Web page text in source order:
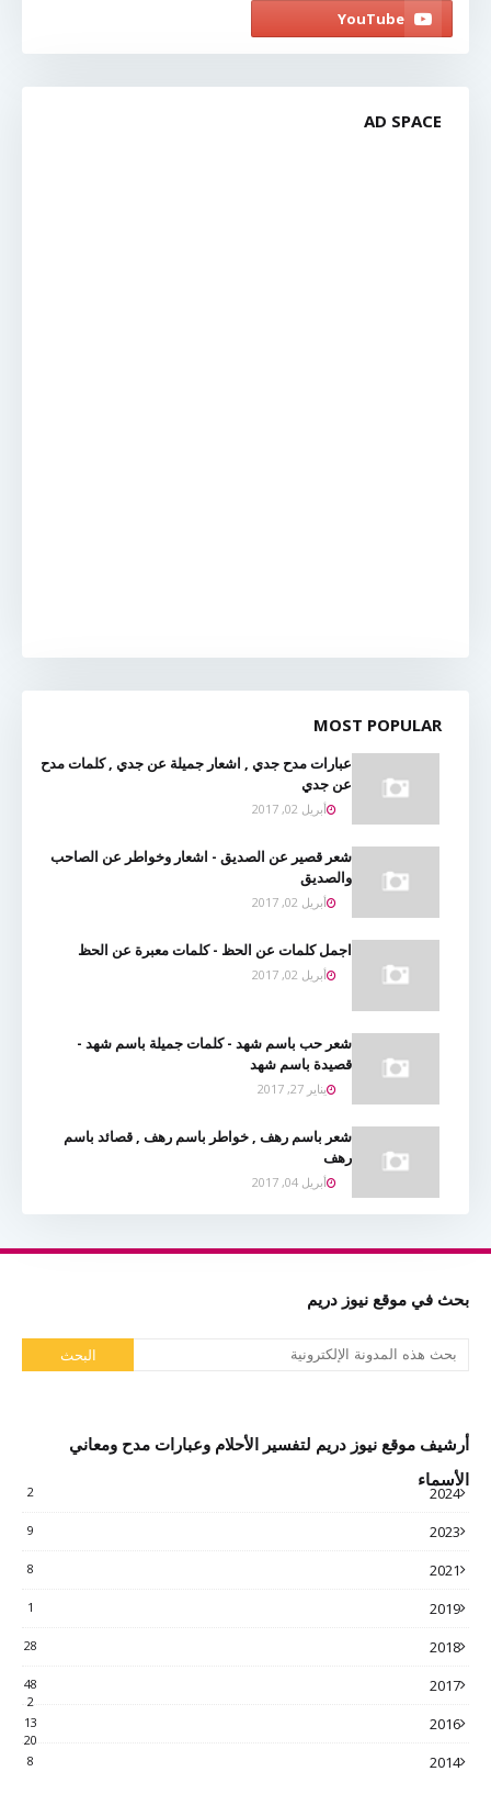
AD SPACE
MOST POPULAR
عبارات مدح جدي , اشعار جميلة عن جدي , كلمات مدح
عن جدي
أبريل 02, 2017
شعر قصير عن الصديق - اشعار وخواطر عن الصاحب
والصديق
أبريل 02, 2017
اجمل كلمات عن الحظ - كلمات معبرة عن الحظ
أبريل 02, 2017
شعر حب باسم شهد - كلمات جميلة باسم شهد -
قصيدة باسم شهد
يناير 27, 2017
شعر باسم رهف , خواطر باسم رهف , قصائد باسم
رهف
أبريل 04, 2017
بحث في موقع نيوز دريم
أرشيف موقع نيوز دريم لتفسير الأحلام وعبارات مدح ومعاني
الأسماء
2024
2
2023
9
2021
8
2019
1
2018
28
2017
48
2
2016
13
20
2014
8